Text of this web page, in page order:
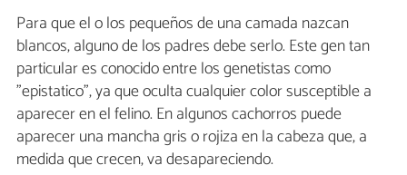
Para que el o los pequeños de una camada nazcan
blancos, alguno de los padres debe serlo. Este gen tan
particular es conocido entre los genetistas como
"epistatico", ya que oculta cualquier color susceptible a
aparecer en el felino. En algunos cachorros puede
aparecer una mancha gris o rojiza en la cabeza que, a
medida que crecen, va desapareciendo.